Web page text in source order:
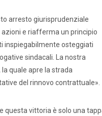
arresto giurisprudenziale
e riafferma un principio
inspiegabilmente osteggiati
sindacali. La nostra
quale apre la strada
del rinnovo contrattuale».
questa vittoria è solo una